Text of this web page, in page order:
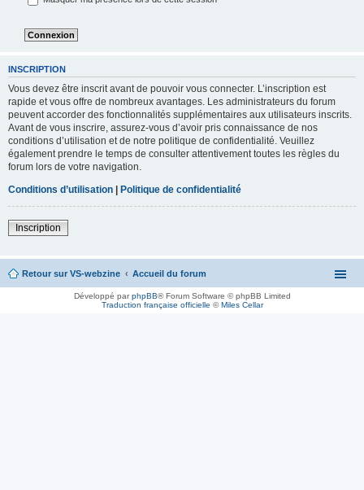
INSCRIPTION
Vous devez être inscrit avant de pouvoir vous connecter. L’inscription est
rapide et vous offre de nombreux avantages. Les administrateurs du forum
peuvent accorder des fonctionnalités supplémentaires aux utilisateurs inscrits.
Avant de vous inscrire, assurez-vous d’avoir pris connaissance de nos
conditions d’utilisation et de notre politique de confidentialité. Veuillez
également prendre le temps de consulter attentivement toutes les règles du
forum lors de votre navigation.
Conditions d’utilisation | Politique de confidentialité
Inscription
Retour sur VS-webzine Accueil du forum
Développé parphpBB® Forum Software © phpBB Limited
Traduction française officielle ©Miles Cellar